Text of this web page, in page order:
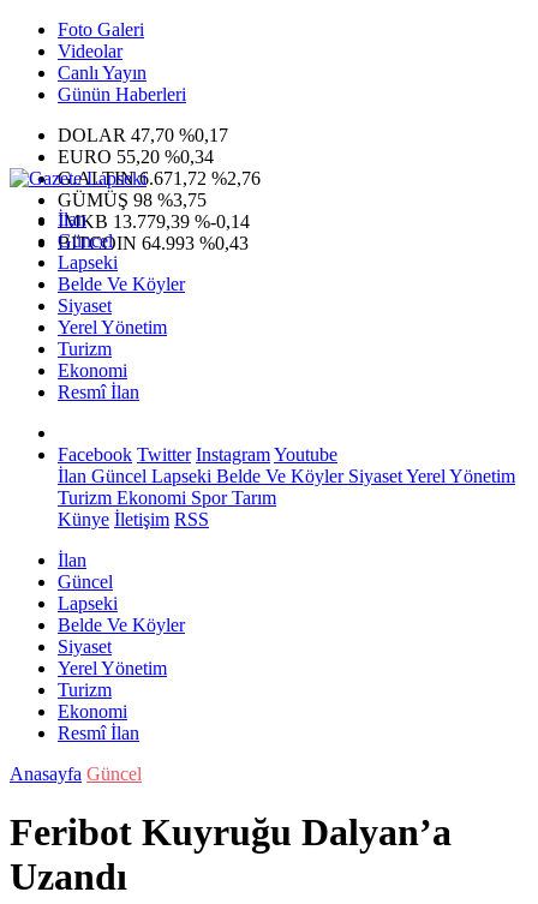
Foto Galeri
Videolar
Canlı Yayın
Günün Haberleri
DOLAR 47,70 %0,17
EURO 55,20 %0,34
G.ALTIN6.671,72 %2,76
GÜMÜŞ 98 %3,75
IMKB 13.779,39 %-0,14
BITCOIN 64.993 %0,43
İlan
Güncel
Lapseki
Belde Ve Köyler
Siyaset
Yerel Yönetim
Turizm
Ekonomi
Resmî İlan
Facebook Twitter InstagramYoutube
İlan Güncel Lapseki Belde Ve KöylerSiyasetYerel Yönetim
Turizm Ekonomi SporTarım
Künye İletişim RSS
İlan
Güncel
Lapseki
Belde Ve Köyler
Siyaset
Yerel Yönetim
Turizm
Ekonomi
Resmî İlan
Anasayfa Güncel
Feribot Kuyruğu Dalyan’a
Uzandı